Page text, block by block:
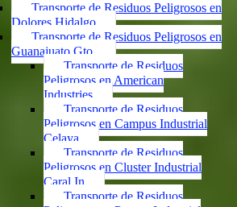
Transporte de Residuos Peligrosos en
Dolores Hidalgo
Transporte de Residuos Peligrosos en
Guanajuato Gto.
Transporte de Residuos
Peligrosos en American
Industries
Transporte de Residuos
Peligrosos en Campus Industrial
Celaya
Transporte de Residuos
Peligrosos en Cluster Industrial
Caral In
Transporte de Residuos